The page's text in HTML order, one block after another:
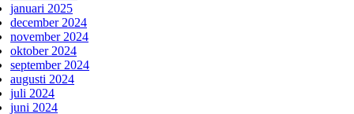
januari 2025
december 2024
november 2024
oktober 2024
september 2024
augusti 2024
juli 2024
juni 2024